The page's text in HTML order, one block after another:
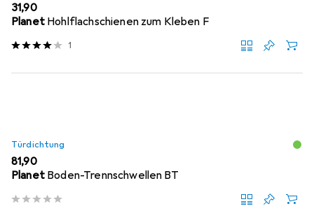
EUR
31,90
Planet Hohlflachschienen zum Kleben F
1
Türdichtung
EUR
81,90
Planet Boden-Trennschwellen BT